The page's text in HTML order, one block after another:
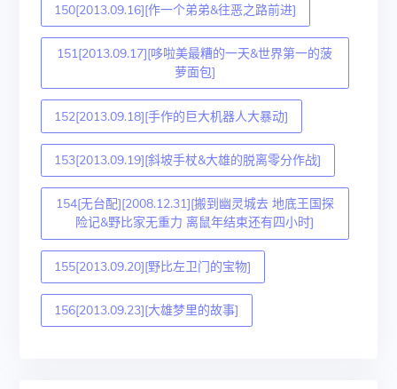
150[2013.09.16][作一个弟弟&往恶之路前进]
151[2013.09.17][哆啦美最糟的一天&世界第一的菠
萝面包]
152[2013.09.18][手作的巨大机器人大暴动]
153[2013.09.19][斜坡手杖&大雄的脱离零分作战]
154[无台配][2008.12.31][搬到幽灵城去 地底王国探
险记&野比家无重力 离鼠年结束还有四小时]
155[2013.09.20][野比左卫门的宝物]
156[2013.09.23][大雄梦里的故事]